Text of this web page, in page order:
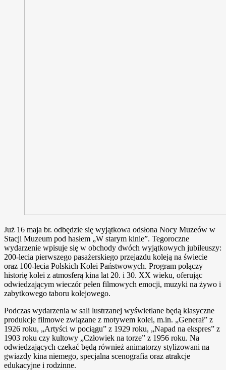
Już 16 maja br. odbędzie się wyjątkowa odsłona Nocy Muzeów w
Stacji Muzeum pod hasłem „W starym kinie”. Tegoroczne
wydarzenie wpisuje się w obchody dwóch wyjątkowych jubileuszy:
200-lecia pierwszego pasażerskiego przejazdu koleją na świecie
oraz 100-lecia Polskich Kolei Państwowych. Program połączy
historię kolei z atmosferą kina lat 20. i 30. XX wieku, oferując
odwiedzającym wieczór pełen filmowych emocji, muzyki na żywo i
zabytkowego taboru kolejowego.
Podczas wydarzenia w sali lustrzanej wyświetlane będą klasyczne
produkcje filmowe związane z motywem kolei, m.in. „Generał” z
1926 roku, „Artyści w pociągu” z 1929 roku, „Napad na ekspres” z
1903 roku czy kultowy „Człowiek na torze” z 1956 roku. Na
odwiedzających czekać będą również animatorzy stylizowani na
gwiazdy kina niemego, specjalna scenografia oraz atrakcje
edukacyjne i rodzinne.